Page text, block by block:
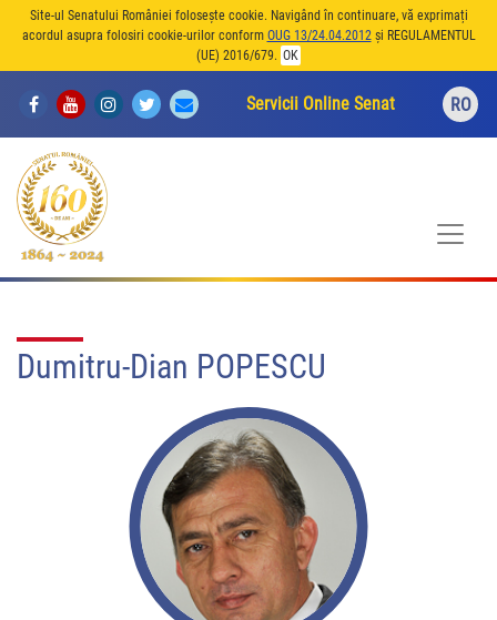
Site-ul Senatului României folosește cookie. Navigând în continuare, vă exprimați
acordul asupra folosiri cookie-urilor conform OUG 13/24.04.2012și REGULAMENTUL
(UE) 2016/679. OK
Servicii Online Senat RO
Dumitru-Dian POPESCU